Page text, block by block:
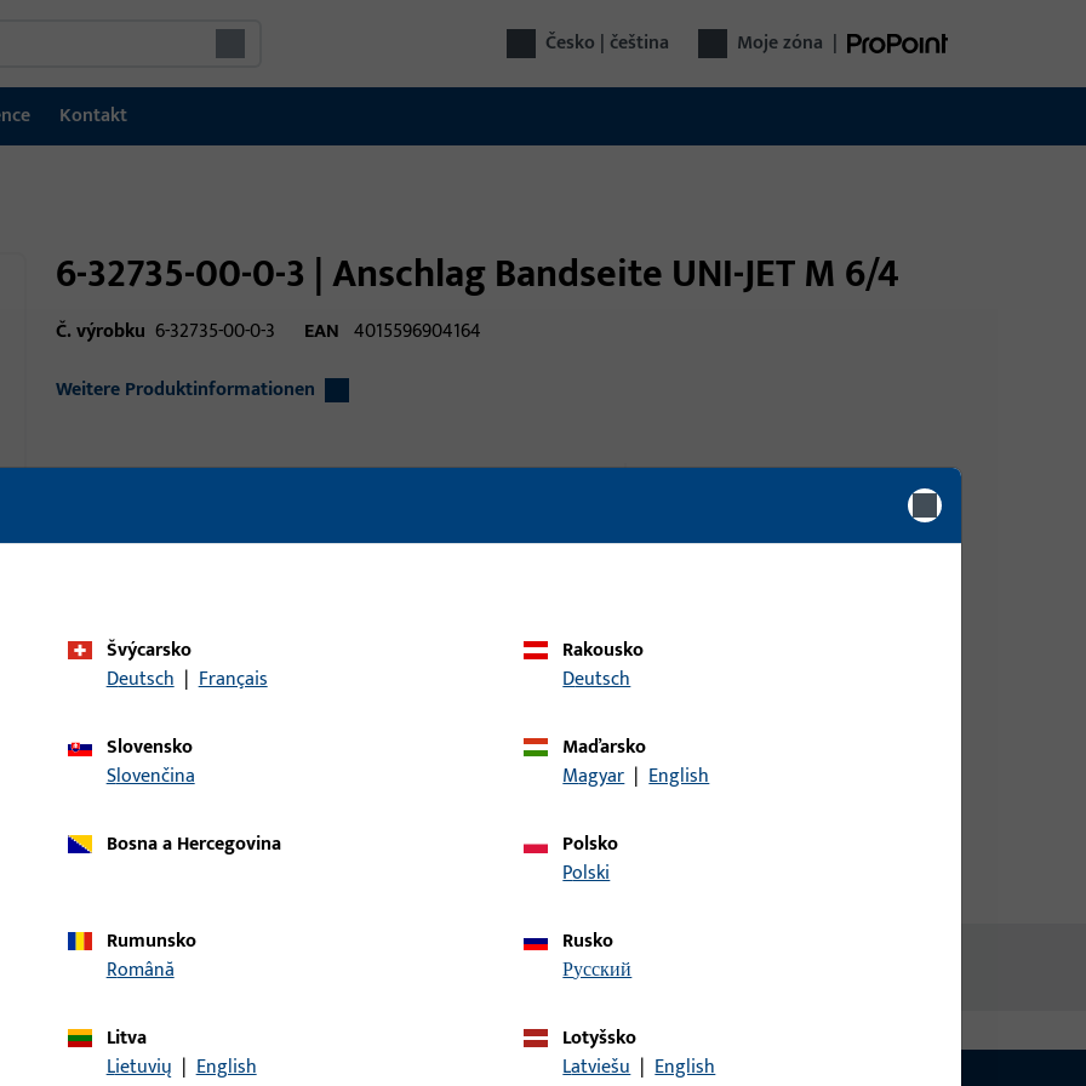
Česko | čeština Moje zóna |
Kontakt
6-32735-00-0-3 | Anschlag Bandseite UNI-JET M 6/4
Č. výrobku 6-32735-00-0-3 EAN 4015596904164
Weitere Produktinformationen
Oblast použití (specifikovaná)
Otvíravě sklopné
Typ produktu
Popis povrchu
Balení
Přihlášení
Pro získání informací o ceně
Švýcarsko
Deutsch | Français
Rakousko
Deutsch
Slovensko
Slovenčina
Maďarsko
Magyar | English
Bosna a Hercegovina
Polsko
Polski
Rumunsko
Română
Rusko
русский
Litva
Lietuvių | English
Lotyšsko
Latviešu | English